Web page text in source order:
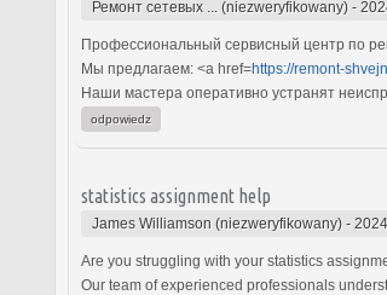
Ремонт сетевых ... (niezweryfikowany) -
Профессиональный сервисный центр по
Мы предлагаем: <a href=https://remont-
Наши мастера оперативно устранят
odpowiedz
statistics assignment help
James Williamson (niezweryfikowany) -
Are you struggling with your statistics
Our team of experienced professionals